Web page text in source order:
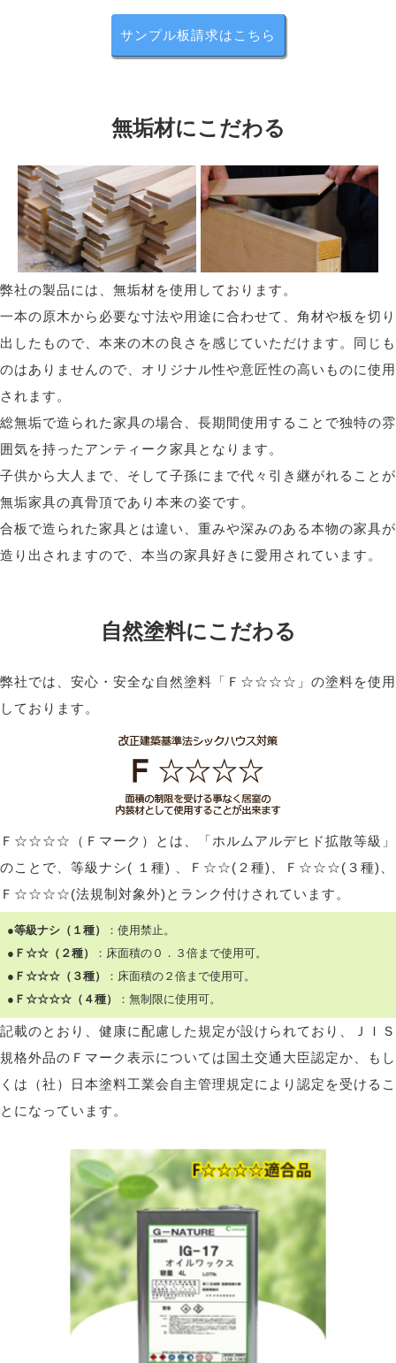
サンプル板請求はこちら
無垢材にこだわる
弊社の製品には、無垢材を使用しております。
一本の原木から必要な寸法や用途に合わせて、角材や板を切り
出したもので、本来の木の良さを感じていただけます。同じも
のはありませんので、オリジナル性や意匠性の高いものに使用
されます。
総無垢で造られた家具の場合、長期間使用することで独特の雰
囲気を持ったアンティーク家具となります。
子供から大人まで、そして子孫にまで代々引き継がれることが
無垢家具の真骨頂であり本来の姿です。
合板で造られた家具とは違い、重みや深みのある本物の家具が
造り出されますので、本当の家具好きに愛用されています。
自然塗料にこだわる
弊社では、安心・安全な自然塗料「Ｆ☆☆☆☆」の塗料を使用
しております。
Ｆ☆☆☆☆（Ｆマーク）とは、「ホルムアルデヒド拡散等級」
のことで、等級ナシ( １種) 、Ｆ☆☆(２種)、Ｆ☆☆☆(３種)、
Ｆ☆☆☆☆(法規制対象外)とランク付けされています。
●等級ナシ（１種）
：使用禁止。
●Ｆ☆☆（２種）
：床面積の０．３倍まで使用可。
●Ｆ☆☆☆（３種）
：床面積の２倍まで使用可。
●Ｆ☆☆☆☆（４種）
：無制限に使用可。
記載のとおり、健康に配慮した規定が設けられており、ＪＩＳ
規格外品のＦマーク表示については国土交通大臣認定か、もし
くは（社）日本塗料工業会自主管理規定により認定を受けるこ
とになっています。